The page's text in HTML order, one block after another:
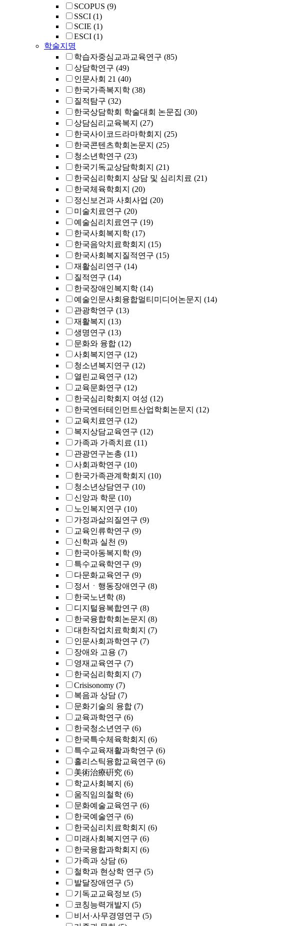
SCOPUS (9)
SSCI (1)
SCIE (1)
ESCI (1)
학술지명
학습자중심교과교육연구 (85)
상담학연구 (49)
인문사회 21 (40)
한국가족복지학 (38)
질적탐구 (32)
한국상담학회 학술대회 논문집 (30)
상담심리교육복지 (27)
한국사이코드라마학회지 (25)
한국콘텐츠학회논문지 (25)
청소년학연구 (23)
한국기독교상담학회지 (21)
한국심리학회지 상담 및 심리치료 (21)
한국체육학회지 (20)
정신보건과 사회사업 (20)
미술치료연구 (20)
예술심리치료연구 (19)
한국사회복지학 (17)
한국음악치료학회지 (15)
한국사회복지질적연구 (15)
재활심리연구 (14)
질적연구 (14)
한국장애인복지학 (14)
예술인문사회융합멀티미디어논문지 (14)
관광학연구 (13)
재활복지 (13)
생명연구 (13)
문화와 융합 (12)
사회복지연구 (12)
청소년복지연구 (12)
열린교육연구 (12)
교육문화연구 (12)
한국심리학회지 여성 (12)
한국엔터테인먼트산업학회논문지 (12)
교육치료연구 (12)
복지상담교육연구 (12)
가족과 가족치료 (11)
관광연구논총 (11)
사회과학연구 (10)
한국가족관계학회지 (10)
청소년상담연구 (10)
신앙과 학문 (10)
노인복지연구 (10)
가정과삶의질연구 (9)
교육인류학연구 (9)
신학과 실천 (9)
한국아동복지학 (9)
특수교육학연구 (9)
다문화교육연구 (9)
정서ㆍ행동장애연구 (8)
한국노년학 (8)
디지털융복합연구 (8)
한국융합학회논문지 (8)
대한작업치료학회지 (7)
인문사회과학연구 (7)
장애와 고용 (7)
영재교육연구 (7)
한국심리학회지 (7)
Crisisonomy (7)
복음과 상담 (7)
문화기술의 융합 (7)
교육과학연구 (6)
한국청소년연구 (6)
한국특수체육학회지 (6)
특수교육재활과학연구 (6)
홀리스틱융합교육연구 (6)
美術治療硏究 (6)
학교사회복지 (6)
움직임의철학 (6)
문화예술교육연구 (6)
한국예술연구 (6)
한국심리치료학회지 (6)
미래사회복지연구 (6)
한국융합과학회지 (6)
가족과 상담 (6)
철학과 현상학 연구 (5)
발달장애연구 (5)
기독교교육정보 (5)
코칭능력개발지 (5)
비서·사무경영연구 (5)